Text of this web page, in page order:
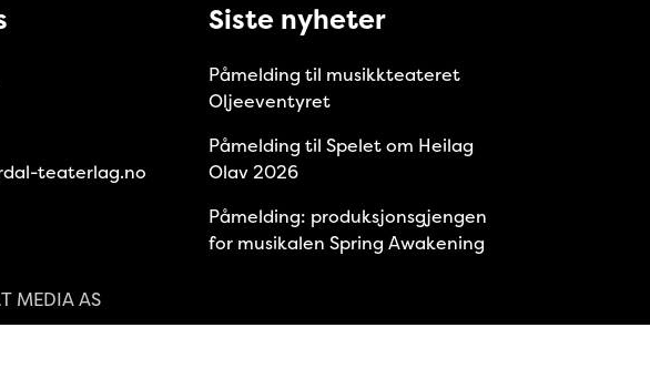
teaterlag.no
Siste nyheter
Påmelding til musikkteateret
Oljeeventyret
Påmelding til Spelet om Heilag
Olav 2026
Påmelding: produksjonsgjengen
for musikalen Spring Awakening
MEDIA AS